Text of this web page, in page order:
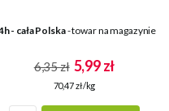
- cała Polska- towar na magazynie
6,35 zł 5,99 zł
70,47 zł/kg